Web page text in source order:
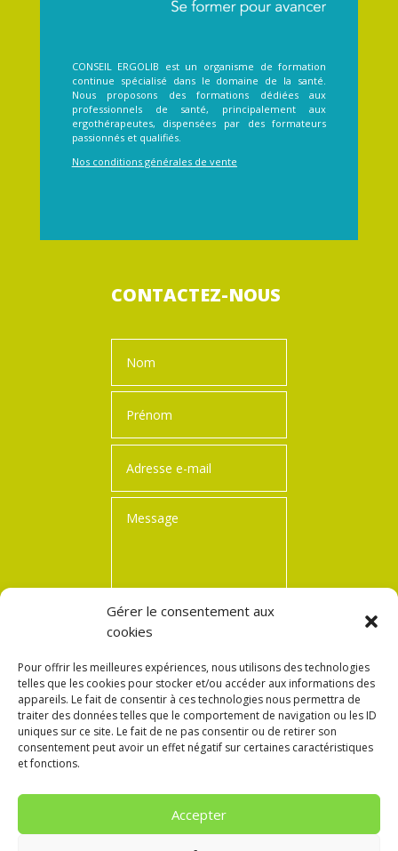
Gérer le consentement aux
cookies
Pour offrir les meilleures expériences, nous utilisons des technologies
telles que les cookies pour stocker et/ou accéder aux informations des
appareils. Le fait de consentir à ces technologies nous permettra de
traiter des données telles que le comportement de navigation ou les ID
uniques sur ce site. Le fait de ne pas consentir ou de retirer son
consentement peut avoir un effet négatif sur certaines caractéristiques
et fonctions.
Accepter
CONSEIL ERGOLIB est un organisme de formation
continue spécialisé dans le domaine de la santé.
Nous proposons des formations dédiées aux
professionnels de santé, principalement aux
ergothérapeutes, dispensées par des formateurs
passionnés et qualifiés.
Nos conditions générales de vente
CONTACTEZ-NOUS
Envoi
Retrouvez notre certificat en cliquant sur le bouton ci-